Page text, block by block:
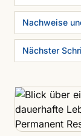
Nachweise
Nächster